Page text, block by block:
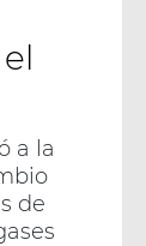
a la
de